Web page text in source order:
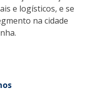
e logísticos, e se
na cidade